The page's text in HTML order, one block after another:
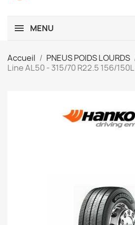
MENU
Accueil PNEUS POIDS LOURDS
Line AL50 - 315/70 R22.5 156/150L